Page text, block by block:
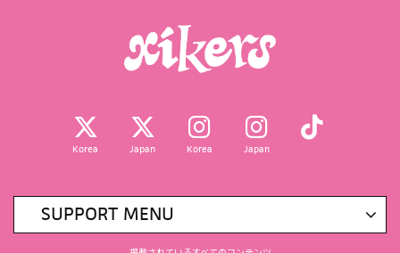
Korea Japan Korea Japan
SUPPORT MENU